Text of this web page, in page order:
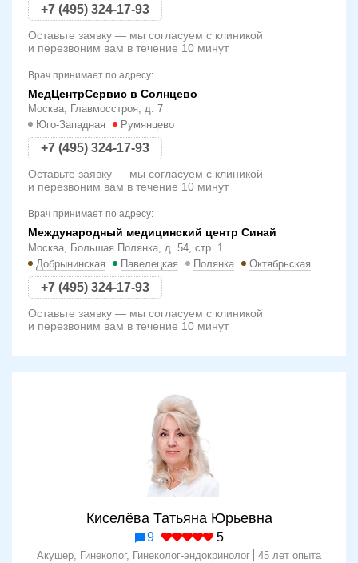
+7 (495) 324-17-93
Оставьте заявку — мы согласуем с клиникой
и перезвоним вам в течение 10 минут
Врач принимает по адресу:
МедЦентрСервис в Солнцево
Москва, Главмосстроя, д. 7
Юго-Западная
Румянцево
+7 (495) 324-17-93
Оставьте заявку — мы согласуем с клиникой
и перезвоним вам в течение 10 минут
Врач принимает по адресу:
Международный медицинский центр Синай
Москва, Большая Полянка, д. 54, стр. 1
Добрынинская
Павелецкая Полянка Октябрьская
+7 (495) 324-17-93
Оставьте заявку — мы согласуем с клиникой
и перезвоним вам в течение 10 минут
Киселёва Татьяна Юрьевна
9 5
Акушер, Гинеколог, Гинеколог-эндокринолог
45 лет опыта